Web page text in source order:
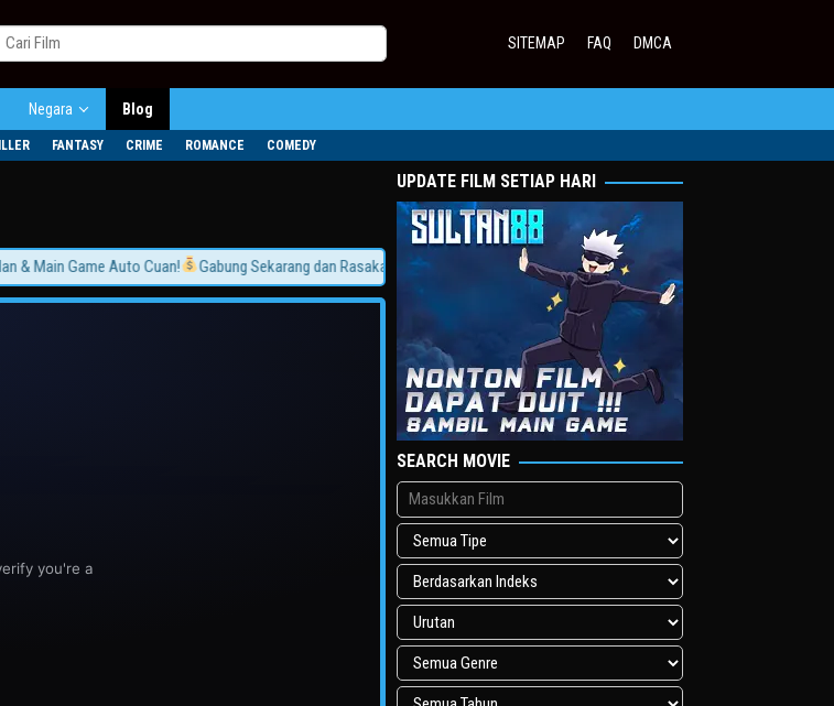
SITEMAP FAQ DMCA
Negara Blog
FANTASY CRIME ROMANCE COMEDY
Main Game Auto Cuan! Gabung Sekarang dan Rasakan Sensasi Jadi Sultan!
UPDATE FILM SETIAP HARI
SEARCH MOVIE